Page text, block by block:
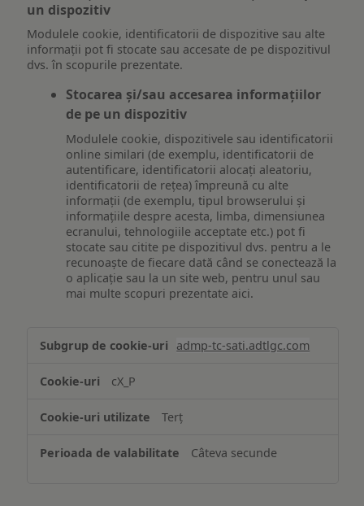
un dispozitiv
Modulele cookie, identificatorii de dispozitive sau alte
informații pot fi stocate sau accesate de pe dispozitivul
dvs. în scopurile prezentate.
Stocarea și/sau accesarea informațiilor
de pe un dispozitiv
Modulele cookie, dispozitivele sau identificatorii
online similari (de exemplu, identificatorii de
autentificare, identificatorii alocați aleatoriu,
identificatorii de rețea) împreună cu alte
informații (de exemplu, tipul browserului și
informațiile despre acesta, limba, dimensiunea
ecranului, tehnologiile acceptate etc.) pot fi
stocate sau citite pe dispozitivul dvs. pentru a le
recunoaște de fiecare dată când se conectează la
o aplicație sau la un site web, pentru unul sau
mai multe scopuri prezentate aici.
și/sau
informațiilor
pe
dispozitiv
admp-tc-sati.adtlgc.com
cX_P
Terț
Câteva secunde